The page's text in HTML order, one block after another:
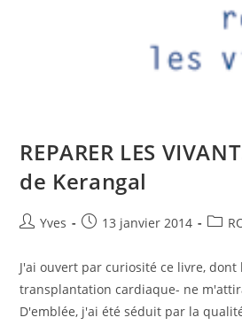
REPARER LES
de Kerangal
Yves 13 janvier 2014
J'ai ouvert par curiosité ce livre,
transplantation cardiaque- ne
D'emblée, j'ai été séduit par la